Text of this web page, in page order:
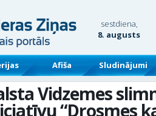
sestdiena,
8. augusts
Afiša Sludinājumi
Vidzemes
“Drosmes